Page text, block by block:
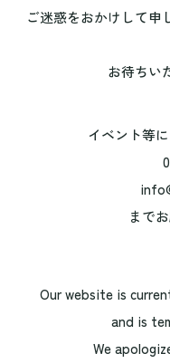
ご迷惑をおかけして申
お待ちい
イベント等
まで
Our website is
and is
We